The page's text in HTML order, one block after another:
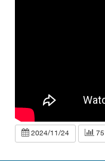
2024/11/24